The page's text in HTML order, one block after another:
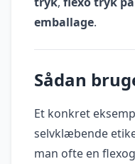
emballage.
Sådan
Et konkret
selvklæbende
man ofte en